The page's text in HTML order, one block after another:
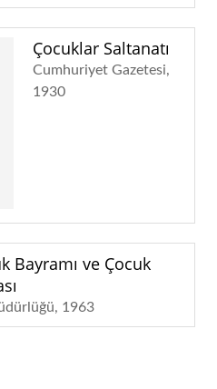
Çocuklar Saltanatı
Cumhuriyet Gazetesi
1930
Bayramı ve Çocuk
1963